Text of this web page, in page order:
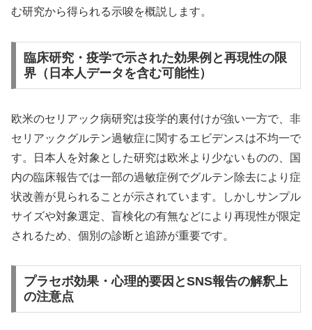
む研究から得られる示唆を概説します。
臨床研究・疫学で示された効果例と再現性の限
界（日本人データを含む可能性）
欧米のセリアック病研究は疫学的裏付けが強い一方で、非
セリアックグルテン過敏症に関するエビデンスは不均一で
す。日本人を対象とした研究は欧米より少ないものの、国
内の臨床報告では一部の過敏症例でグルテン除去により症
状改善が見られることが示されています。しかしサンプル
サイズや対象選定、盲検化の有無などにより再現性が限定
されるため、個別の診断と追跡が重要です。
プラセボ効果・心理的要因とSNS報告の解釈上
の注意点